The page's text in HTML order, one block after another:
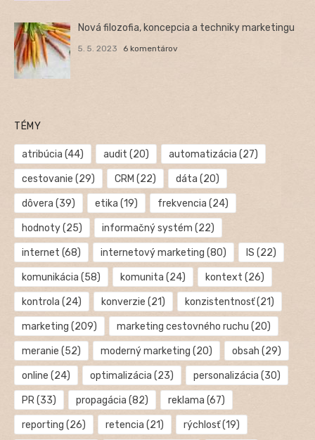
Nová filozofia, koncepcia a techniky marketingu
5. 5. 2023 6 komentárov
TÉMY
atribúcia (44) audit (20) automatizácia (27)
cestovanie (29) CRM (22) dáta (20)
dôvera (39) etika (19) frekvencia (24)
hodnoty(25) informačný systém (22)
internet (68) internetový marketing (80) IS (22)
komunikácia (58) komunita (24) kontext (26)
kontrola (24) konverzie (21) konzistentnosť(21)
marketing (209) marketing cestovného ruchu (20)
meranie (52) moderný marketing (20) obsah (29)
online (24) optimalizácia (23) personalizácia (30)
PR(33) propagácia (82) reklama (67)
reporting (26) retencia (21) rýchlosť(19)